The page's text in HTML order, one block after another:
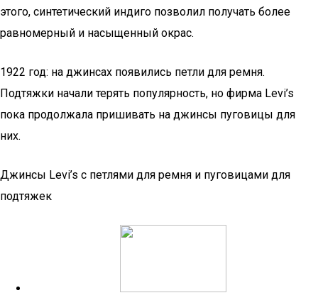
этого, синтетический индиго позволил получать более
равномерный и насыщенный окрас.
1922 год: на джинсах появились петли для ремня.
Подтяжки начали терять популярность, но фирма Levi’s
пока продолжала пришивать на джинсы пуговицы для
них.
Джинсы Levi’s с петлями для ремня и пуговицами для
подтяжек